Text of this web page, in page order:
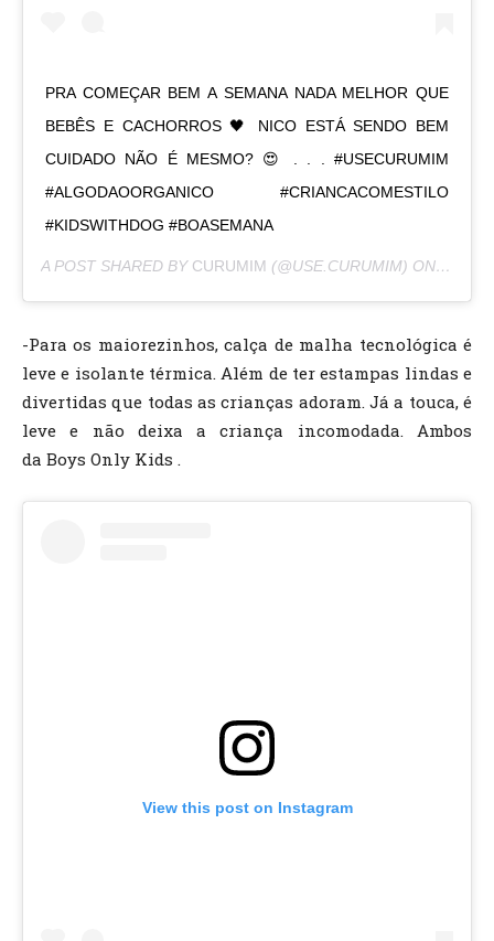
PRA COMEÇAR BEM A SEMANA NADA MELHOR QUE
BEBÊS E CACHORROS 🖤 NICO ESTÁ SENDO BEM
CUIDADO NÃO É MESMO? 😍 . . . #USECURUMIM
#ALGODAOORGANICO #CRIANCACOMESTILO
#KIDSWITHDOG #BOASEMANA
A POST SHARED BY CURUMIM (@USE.CURUMIM) ON MAR
-Para os maiorezinhos, calça de malha tecnológica é
leve e isolante térmica. Além de ter estampas lindas e
divertidas que todas as crianças adoram. Já a touca, é
leve e não deixa a criança incomodada. Ambos
da Boys Only Kids .
View this post on Instagram